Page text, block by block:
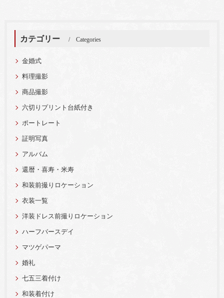
カテゴリー Categories
金婚式
料理撮影
商品撮影
六切りプリント台紙付き
ポートレート
証明写真
アルバム
還暦・喜寿・米寿
和装前撮りロケーション
衣装一覧
洋装ドレス前撮りロケーション
ハーフバースデイ
マツゲパーマ
婚礼
七五三着付け
和装着付け